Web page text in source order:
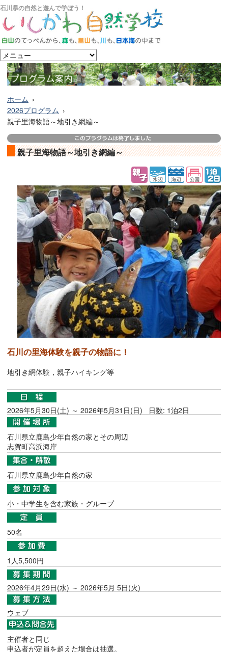
石川県の自然と遊んで学ぼう！
ホーム
2026プログラム
親子里海物語～地引き網編～
親子里海物語～地引き網編～
石川の里海体験を親子の物語に！
地引き網体験，親子ハイキング等
2026年5月30日(土) ～ 2026年5月31日(日) 日数: 1泊2日
石川県立鹿島少年自然の家とその周辺
志賀町高浜海岸
石川県立鹿島少年自然の家
小・中学生を含む家族・グループ
50名
1人5,500円
2026年4月29日(水) ～ 2026年5月 5日(火)
ウェブ
主催者と同じ
申込者が定員を超えた場合は抽選。